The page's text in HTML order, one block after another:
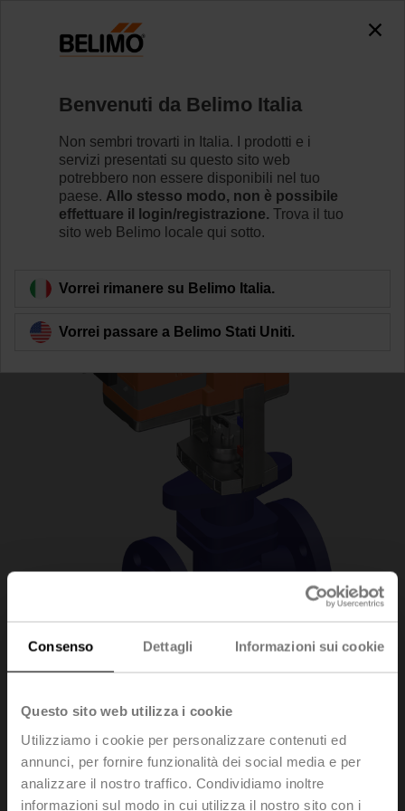
Consenso Dettagli Informazioni sui cookie
Questo sito web utilizza i cookie
Utilizziamo i cookie per personalizzare contenuti ed
annunci, per fornire funzionalità dei social media e per
analizzare il nostro traffico. Condividiamo inoltre
informazioni sul modo in cui utilizza il nostro sito con i
H6015XP4-S2+SV24A-TPC
Per saperne di più
Torna alla categoria di prodotti
H6015XP4-
S2+SV24A-TPC
Benvenuti da Belimo Italia
Non sembri trovarti in Italia. I prodotti e i
servizi presentati su questo sito web
potrebbero non essere disponibili nel tuo
paese. Allo stesso modo, non è possibile
effettuare il login/registrazione. Trova il tuo
sito web Belimo locale qui sotto.
Vorrei rimanere su Belimo Italia.
Vorrei passare a Belimo Stati Uniti.